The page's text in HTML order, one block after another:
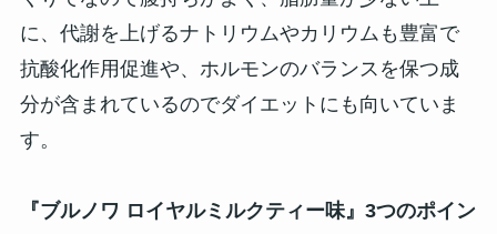
に、代謝を上げるナトリウムやカリウムも豊富で
抗酸化作用促進や、ホルモンのバランスを保つ成
分が含まれているのでダイエットにも向いていま
す。
『ブルノワ ロイヤルミルクティー味』3つのポイン